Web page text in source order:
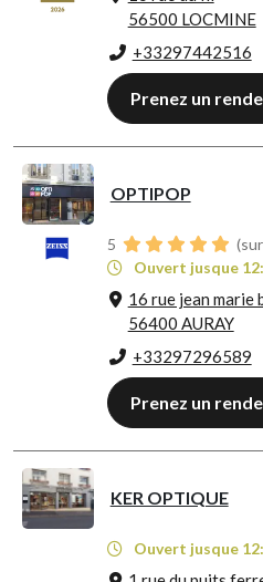
56500 LOCMINE
+33297442516
Prenez un
OPTIPOP
5
Ouvert jusque
16 rue jean marie
56400 AURAY
+33297296589
Prenez un
KER OPTIQUE
Ouvert jusque